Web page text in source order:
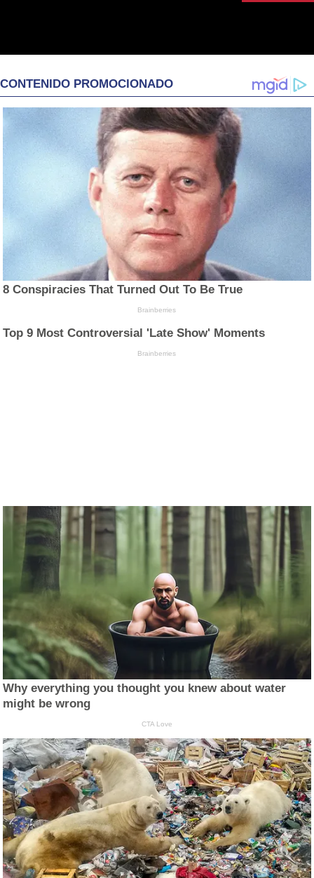
CONTENIDO PROMOCIONADO
8 Conspiracies That Turned Out To Be True
Brainberries
Top 9 Most Controversial 'Late Show' Moments
Brainberries
Why everything you thought you knew about water
might be wrong
CTA Love